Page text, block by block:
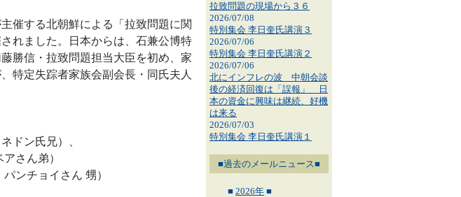
催する北朝鮮による「拉致問題に関
れました。日本からは、石兼公博特
勝信・拉致問題担当大臣を初め、家
特定失踪者家族会副会長・同氏夫人
ドン氏兄）、
さん弟）
ンチョイさん 甥）
拉致問題の現場から３６
2026/07/08
特別集会 李日奎氏講演３
2026/07/06
特別集会 李日奎氏講演２
2026/07/06
北にインフレの波 中朝会談
後の経済回復は「誤報」 日
本の資金に興味は継続、好機
は来る
2026/07/03
特別集会 李日奎氏講演１
■過去のメールニュース■
■ 2026年 ■